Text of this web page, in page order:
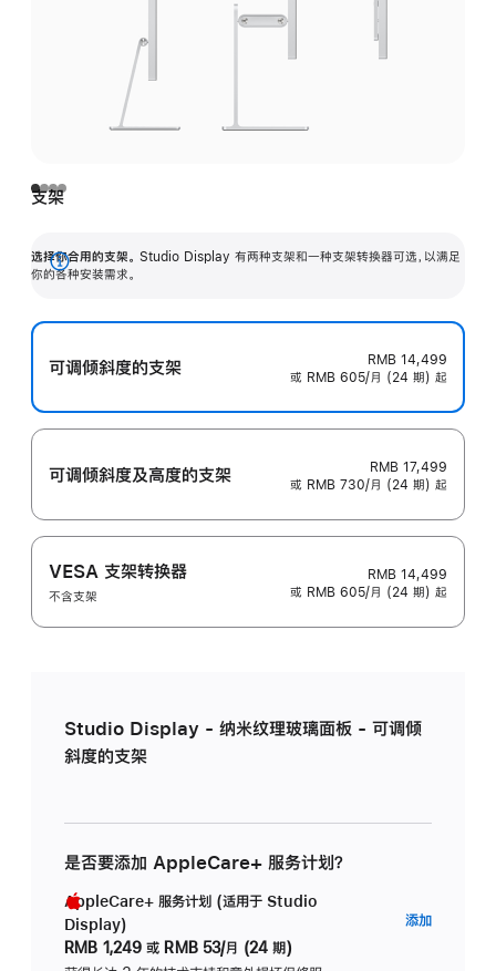
支架
选择你合用的支架。 Studio Display 有两种支架和一种支架转换器可选，以满足
你的各种安装需求。
展
可调倾斜度的支架
RMB 14,499
或 RMB 605/月 (24 期) 起
可调倾斜度及高‍度的支‍架
RMB 17,499
或 RMB 730/月 (24 期) 起
VESA 支架转换器
不含支架
RMB 14,499
或 RMB 605/月 (24 期) 起
Studio Display - 纳米纹理玻璃面板 - 可调倾
斜度的支架
是否要添加 AppleCare+ 服务计划？
AppleCare+ 服务计划 (适用于 Studio
Display)
RMB 1,249 或 RMB 53/月 (24 期)
添加